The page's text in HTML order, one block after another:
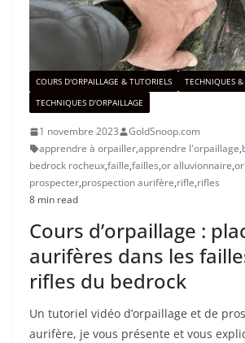
COURS D'ORPAILLAGE & TUTORIELS
TECHNIQUES &
TECHNIQUES D'ORPAILLAGE
1 novembre 2023
GoldSnoop.com
apprendre à orpailler,apprendre l'orpaillage,
bedrock rocheux,faille,failles,or alluvionnaire,
prospecter,prospection aurifère,rifle,rifles
8 min read
Cours d’orpaillage :
aurifères dans les
rifles du bedrock
Un tutoriel vidéo d’orpaillage et de
aurifère, je vous présente et vous